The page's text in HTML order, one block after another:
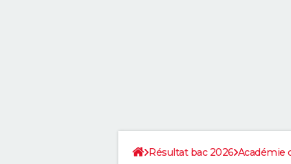
Résultat bac 2026 Académie